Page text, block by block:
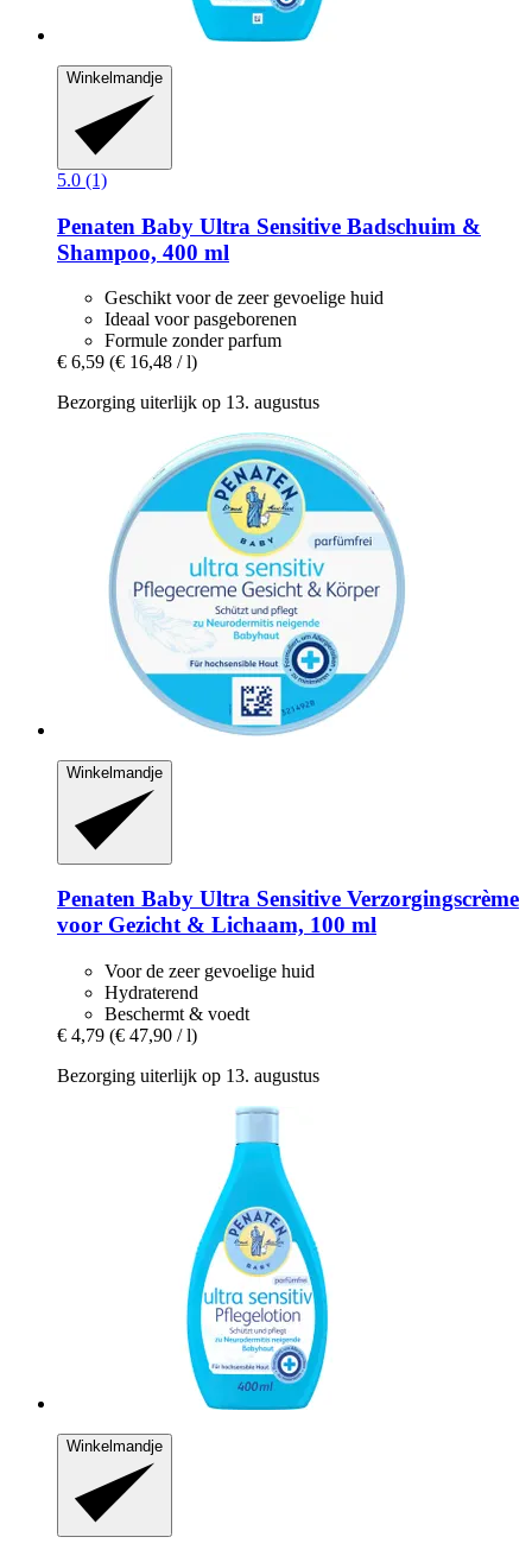
Winkelmandje
5.0 (1)
Penaten Baby Ultra Sensitive Badschuim &
Shampoo, 400 ml
Geschikt voor de zeer gevoelige huid
Ideaal voor pasgeborenen
Formule zonder parfum
€ 6,59 (€ 16,48 / l)
Bezorging uiterlijk op 13. augustus
Winkelmandje
Penaten Baby Ultra Sensitive Verzorgingscrème
voor Gezicht & Lichaam, 100 ml
Voor de zeer gevoelige huid
Hydraterend
Beschermt & voedt
€ 4,79 (€ 47,90 / l)
Bezorging uiterlijk op 13. augustus
Winkelmandje